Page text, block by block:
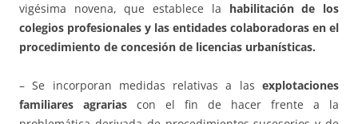
vigésima novena, que establece la habilitación de los
colegios profesionales y las entidades colaboradoras en el
procedimiento de concesión de licencias urbanísticas.
– Se incorporan medidas relativas a las explotaciones
familiares agrarias con el fin de hacer frente a la